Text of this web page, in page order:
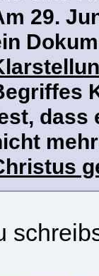
29.
dass